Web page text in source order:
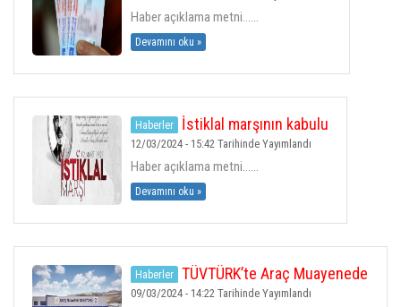
TARIHÇEMIZ
H.ALI VURAL
İLETIŞIM
ESNAFLAR
Haber açıklama metni......
Devamını oku »
Haberler İstiklal marşının kabulu
12/03/2024 - 15:42 Tarihinde Yayımlandı
Haber açıklama metni......
Devamını oku »
Haberler
TÜVTÜRK’te Araç Muayenede
yeni dönem!
09/03/2024 - 14:22 Tarihinde Yayımlandı